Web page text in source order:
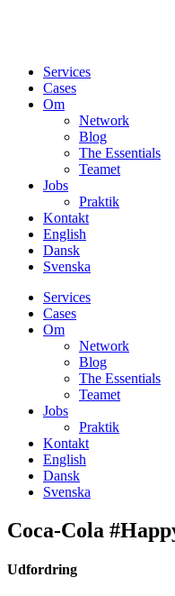
Services
Cases
Om
Network
Blog
The Essentials
Teamet
Jobs
Praktik
Kontakt
English
Dansk
Svenska
Services
Cases
Om
Network
Blog
The Essentials
Teamet
Jobs
Praktik
Kontakt
English
Dansk
Svenska
Coca-Cola
Udfordring